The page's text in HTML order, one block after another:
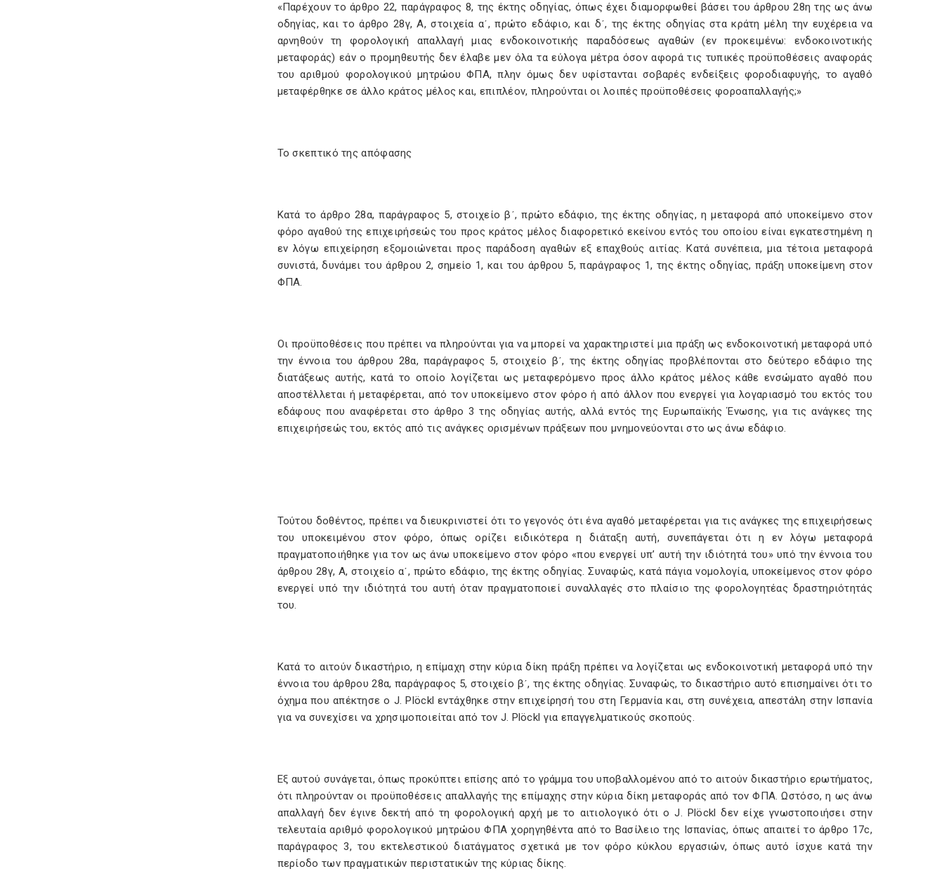
«Παρέχουν το άρθρο 22, παράγραφος 8, της έκτης οδηγίας, όπως έχει διαμορφωθεί βάσει του άρθρου 28η της ως άνω
οδηγίας, και το άρθρο 28γ, Α, στοιχεία αʹ, πρώτο εδάφιο, και δʹ, της έκτης οδηγίας στα κράτη μέλη την ευχέρεια να
αρνηθούν τη φορολογική απαλλαγή μιας ενδοκοινοτικής παραδόσεως αγαθών (εν προκειμένω: ενδοκοινοτικής
μεταφοράς) εάν ο προμηθευτής δεν έλαβε μεν όλα τα εύλογα μέτρα όσον αφορά τις τυπικές προϋποθέσεις αναφοράς
του αριθμού φορολογικού μητρώου ΦΠΑ, πλην όμως δεν υφίστανται σοβαρές ενδείξεις φοροδιαφυγής, το αγαθό
μεταφέρθηκε σε άλλο κράτος μέλος και, επιπλέον, πληρούνται οι λοιπές προϋποθέσεις φοροαπαλλαγής;»
Το σκεπτικό της απόφασης
Κατά το άρθρο 28α, παράγραφος 5, στοιχείο βʹ, πρώτο εδάφιο, της έκτης οδηγίας, η μεταφορά από υποκείμενο στον
φόρο αγαθού της επιχειρήσεώς του προς κράτος μέλος διαφορετικό εκείνου εντός του οποίου είναι εγκατεστημένη η
εν λόγω επιχείρηση εξομοιώνεται προς παράδοση αγαθών εξ επαχθούς αιτίας. Κατά συνέπεια, μια τέτοια μεταφορά
συνιστά, δυνάμει του άρθρου 2, σημείο 1, και του άρθρου 5, παράγραφος 1, της έκτης οδηγίας, πράξη υποκείμενη στον
ΦΠΑ.
Οι προϋποθέσεις που πρέπει να πληρούνται για να μπορεί να χαρακτηριστεί μια πράξη ως ενδοκοινοτική μεταφορά υπό
την έννοια του άρθρου 28α, παράγραφος 5, στοιχείο βʹ, της έκτης οδηγίας προβλέπονται στο δεύτερο εδάφιο της
διατάξεως αυτής, κατά το οποίο λογίζεται ως μεταφερόμενο προς άλλο κράτος μέλος κάθε ενσώματο αγαθό που
αποστέλλεται ή μεταφέρεται, από τον υποκείμενο στον φόρο ή από άλλον που ενεργεί για λογαριασμό του εκτός του
εδάφους που αναφέρεται στο άρθρο 3 της οδηγίας αυτής, αλλά εντός της Ευρωπαϊκής Ένωσης, για τις ανάγκες της
επιχειρήσεώς του, εκτός από τις ανάγκες ορισμένων πράξεων που μνημονεύονται στο ως άνω εδάφιο.
Τούτου δοθέντος, πρέπει να διευκρινιστεί ότι το γεγονός ότι ένα αγαθό μεταφέρεται για τις ανάγκες της επιχειρήσεως
του υποκειμένου στον φόρο, όπως ορίζει ειδικότερα η διάταξη αυτή, συνεπάγεται ότι η εν λόγω μεταφορά
πραγματοποιήθηκε για τον ως άνω υποκείμενο στον φόρο «που ενεργεί υπ’ αυτή την ιδιότητά του» υπό την έννοια του
άρθρου 28γ, A, στοιχείο αʹ, πρώτο εδάφιο, της έκτης οδηγίας. Συναφώς, κατά πάγια νομολογία, υποκείμενος στον φόρο
ενεργεί υπό την ιδιότητά του αυτή όταν πραγματοποιεί συναλλαγές στο πλαίσιο της φορολογητέας δραστηριότητάς
του.
Κατά το αιτούν δικαστήριο, η επίμαχη στην κύρια δίκη πράξη πρέπει να λογίζεται ως ενδοκοινοτική μεταφορά υπό την
έννοια του άρθρου 28α, παράγραφος 5, στοιχείο βʹ, της έκτης οδηγίας. Συναφώς, το δικαστήριο αυτό επισημαίνει ότι το
όχημα που απέκτησε ο J. Plöckl εντάχθηκε στην επιχείρησή του στη Γερμανία και, στη συνέχεια, απεστάλη στην Ισπανία
για να συνεχίσει να χρησιμοποιείται από τον J. Plöckl για επαγγελματικούς σκοπούς.
Εξ αυτού συνάγεται, όπως προκύπτει επίσης από το γράμμα του υποβαλλομένου από το αιτούν δικαστήριο ερωτήματος,
ότι πληρούνταν οι προϋποθέσεις απαλλαγής της επίμαχης στην κύρια δίκη μεταφοράς από τον ΦΠΑ. Ωστόσο, η ως άνω
απαλλαγή δεν έγινε δεκτή από τη φορολογική αρχή με το αιτιολογικό ότι ο J. Plöckl δεν είχε γνωστοποιήσει στην
τελευταία αριθμό φορολογικού μητρώου ΦΠΑ χορηγηθέντα από το Βασίλειο της Ισπανίας, όπως απαιτεί το άρθρο 17c,
παράγραφος 3, του εκτελεστικού διατάγματος σχετικά με τον φόρο κύκλου εργασιών, όπως αυτό ίσχυε κατά την
περίοδο των πραγματικών περιστατικών της κύριας δίκης.